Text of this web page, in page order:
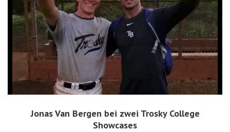
Jonas Van Bergen bei zwei Trosky College
Showcases